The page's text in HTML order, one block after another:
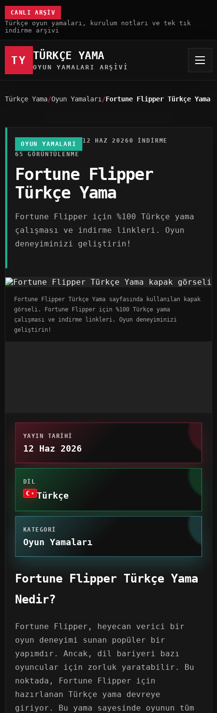
CANLI ARŞIV
Türkçe oyun yamaları, kurulum notları ve tek tık
indirme arşivi
TY TÜRKÇE YAMA
OYUN YAMALARI ARŞIVI
Türkçe Yama Oyun Yamaları Fortune Flipper Türkçe Yama
OYUN YAMALARI 12 HAZ 20260 INDIRME
65 GÖRÜNTÜLENME
Fortune Flipper
Türkçe Yama
Fortune Flipper için %100 Türkçe yama
çalışması ve indirme linkleri. Oyun
deneyiminizi geliştirin!
Fortune Flipper Türkçe Yama sayfasında kullanılan kapak
görseli. Fortune Flipper için %100 Türkçe yama
çalışması ve indirme linkleri. Oyun deneyiminizi
geliştirin!
YAYIN TARIHI
12 Haz 2026
DIL
Türkçe
KATEGORI
Oyun Yamaları
Fortune Flipper Türkçe Yama
Nedir?
Fortune Flipper, heyecan verici bir
oyun deneyimi sunan popüler bir
yapımdır. Ancak, dil bariyeri bazı
oyuncular için zorluk yaratabilir. Bu
noktada, Fortune Flipper için
hazırlanan Türkçe yama devreye
giriyor. Bu yama sayesinde oyunun tüm